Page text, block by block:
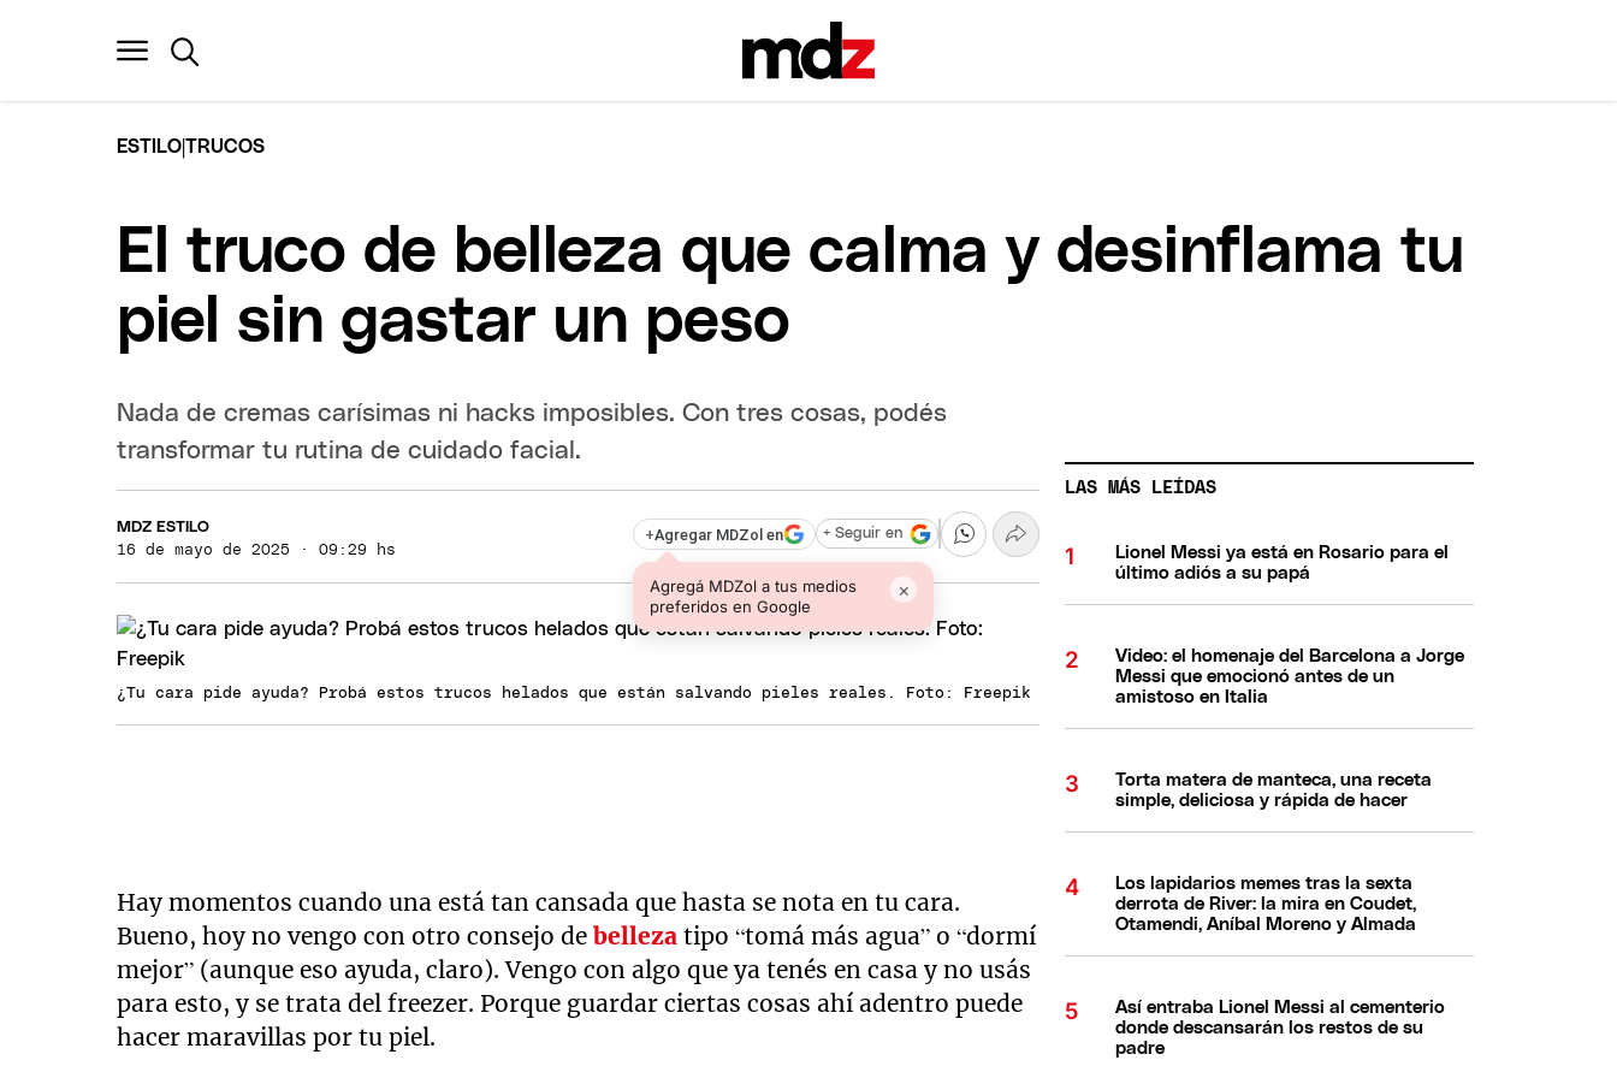
ESTILO|TRUCOS
El truco de belleza que calma y desinflama tu
piel sin gastar un peso
Nada de cremas carísimas ni hacks imposibles. Con tres cosas, podés
transformar tu rutina de cuidado facial.
MDZ ESTILO
16 de mayo de 2025 · 09:29 hs
+Agregar MDZol en
Agregá MDZol a tus medios
preferidos en Google
×
+ Seguir en
¿Tu cara pide ayuda? Probá estos trucos helados que están salvando pieles reales. Foto: Freepik
Hay momentos cuando una está tan cansada que hasta se nota en tu cara.
Bueno, hoy no vengo con otro consejo debelleza tipo “tomá más agua” o “dormí
mejor” (aunque eso ayuda, claro). Vengo con algo que ya tenés en casa y no usás
para esto, y se trata del freezer. Porque guardar ciertas cosas ahí adentro puede
hacer maravillas por tu piel.
LAS MÁS LEÍDAS
Lionel Messi ya está en Rosario para el
último adiós a su papá
Video: el homenaje del Barcelona a Jorge
Messi que emocionó antes de un
amistoso en Italia
Torta matera de manteca, una receta
simple, deliciosa y rápida de hacer
Los lapidarios memes tras la sexta
derrota de River: la mira en Coudet,
Otamendi, Aníbal Moreno y Almada
Así entraba Lionel Messi al cementerio
donde descansarán los restos de su
padre